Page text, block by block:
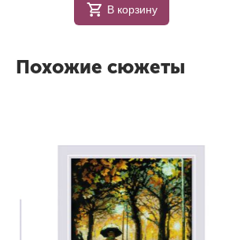
В корзину
Похожие сюжеты